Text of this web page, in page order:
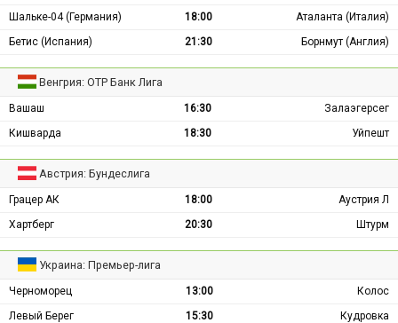
Шальке-04 (Германия)
18:00
Аталанта (Италия)
Бетис (Испания)
21:30 Борнмут (Англия)
Венгрия: ОТР Банк Лига
Вашаш 16:30
Залаэгерсег
Кишварда
18:30 Уйпешт
Австрия: Бундеслига
Грацер АК 18:00
Аустрия Л
Хартберг
20:30 Штурм
Украина: Премьер-лига
Черноморец 13:00
Колос
Левый Берег
15:30
Кудровка